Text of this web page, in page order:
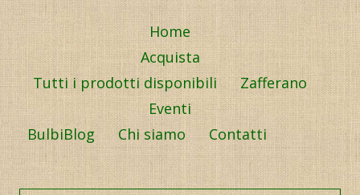
Home
Acquista
Tutti i prodotti disponibili
Zafferano
Eventi
BulbiBlog
Chi siamo Contatti